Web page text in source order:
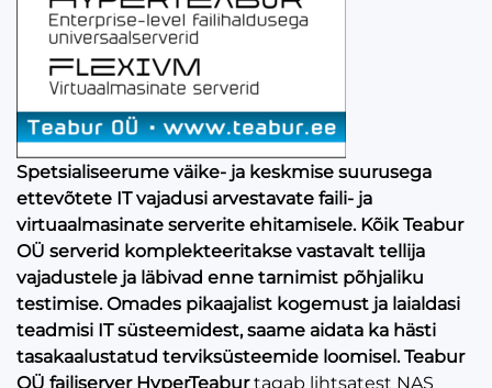
Spetsialiseerume väike- ja keskmise suurusega
ettevõtete IT vajadusi arvestavate faili- ja
virtuaalmasinate serverite ehitamisele. Kõik Teabur
OÜ serverid komplekteeritakse vastavalt tellija
vajadustele ja läbivad enne tarnimist põhjaliku
testimise. Omades pikaajalist kogemust ja laialdasi
teadmisi IT süsteemidest, saame aidata ka hästi
tasakaalustatud terviksüsteemide loomisel.Teabur
OÜ failiserver HyperTeaburtagab lihtsatest NAS